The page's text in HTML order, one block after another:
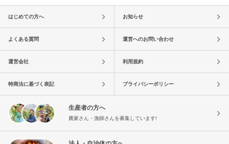
はじめての方へ お知らせ
よくある質問 運営へのお問い合わせ
運営会社 利用規約
特商法に基づく表記 プライバシーポリシー
生産者の方へ
農家さん・漁師さんを募集しています!